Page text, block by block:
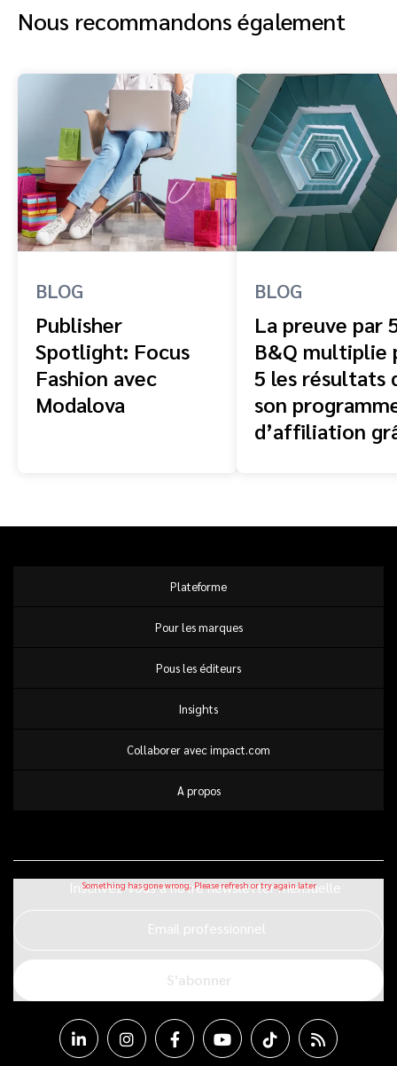
Nous recommandons également
BLOG
Publisher
Spotlight: Focus
Fashion avec
Modalova
BLOG
La preuve par
B&Q multiplie
5 les résultats
son
d’affiliation
Plateforme
Pour les marques
Pous les éditeurs
Insights
Collaborer avec impact.com
A propos
Inscrivez-vous à notre newsletter mensuelle
Email professionnel
S'abonner